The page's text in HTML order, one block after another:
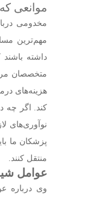
موانعی
مخدومی
مهم‌ترین
داشته
متخصصان
هزینه‌های
کند. اگر چه
نوآوری‌های
پزشکان ما
منتقل کنند.
عوامل
وی درباره